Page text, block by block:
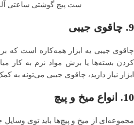
ست پیچ گوشتی ساعتی
9. چاقوی جیبی
چاقوی جیبی یه ابزار همه‌کاره است که
کردن بسته‌ها یا برش مواد نرم به کار
ابزار نیاز دارید، چاقوی جیبی می‌تونه به
10. انواع میخ و پیچ
مجموعه‌ای از میخ و پیچ‌ها باید توی وسایل